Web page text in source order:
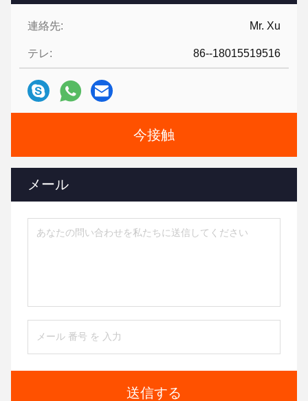
連絡先: Mr. Xu
テレ: 86--18015519516
今接触
メール
送信する